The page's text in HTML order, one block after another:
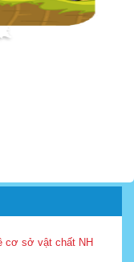
cơ sở vật chất NH